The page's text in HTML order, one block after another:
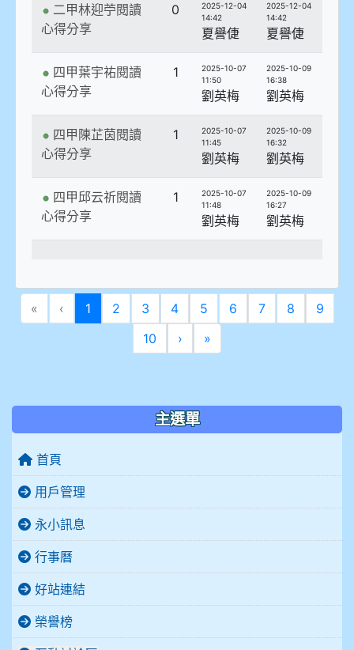
二甲林迎苧閱讀
心得分享
0
2025-12-04
14:42
夏譽倢
2025-12-04
14:42
夏譽倢
四甲葉宇祐閱讀
心得分享
1
2025-10-07
11:50
劉英梅
2025-10-09
16:38
劉英梅
四甲陳芷茵閱讀
心得分享
1
2025-10-07
11:45
劉英梅
2025-10-09
16:32
劉英梅
四甲邱云祈閱讀
心得分享
1
2025-10-07
11:48
劉英梅
2025-10-09
16:27
劉英梅
« ‹ 1(current)
2 3 4 5 6 7 8
9
10
› »
::: 主選單
首頁
用戶管理
永小訊息
行事曆
好站連結
榮譽榜